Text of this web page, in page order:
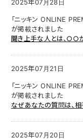
2025年07月28日
「ニッキン ONLINE
が掲載されました
聞き上手な人とは、○○
2025年07月21日
「ニッキン ONLINE
が掲載されました
なぜあなたの質問は、
2025年07月20日